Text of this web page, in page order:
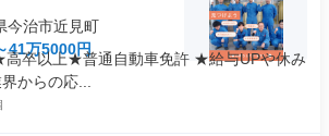
今治市近見町
41万5000円
卒以上★普通自動車免許 ★給与UPや休み
からの応...